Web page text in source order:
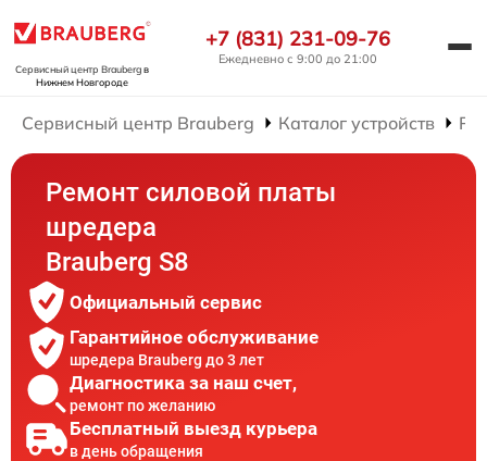
Сервисный центр Braubergв
Нижнем Новгороде
+7 (831) 231-09-76
Ежедневно с 9:00 до 21:00
Сервисный центр Brauberg Каталог устройств
Ремонт силовой платы
шредера
Brauberg S8
Официальный сервис
Гарантийное обслуживание
шредера Brauberg до 3 лет
Диагностика за наш счет,
ремонт по желанию
Бесплатный выезд курьера
в день обращения